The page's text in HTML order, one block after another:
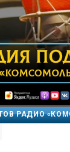
РАДИО